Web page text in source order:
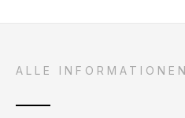
ALLE